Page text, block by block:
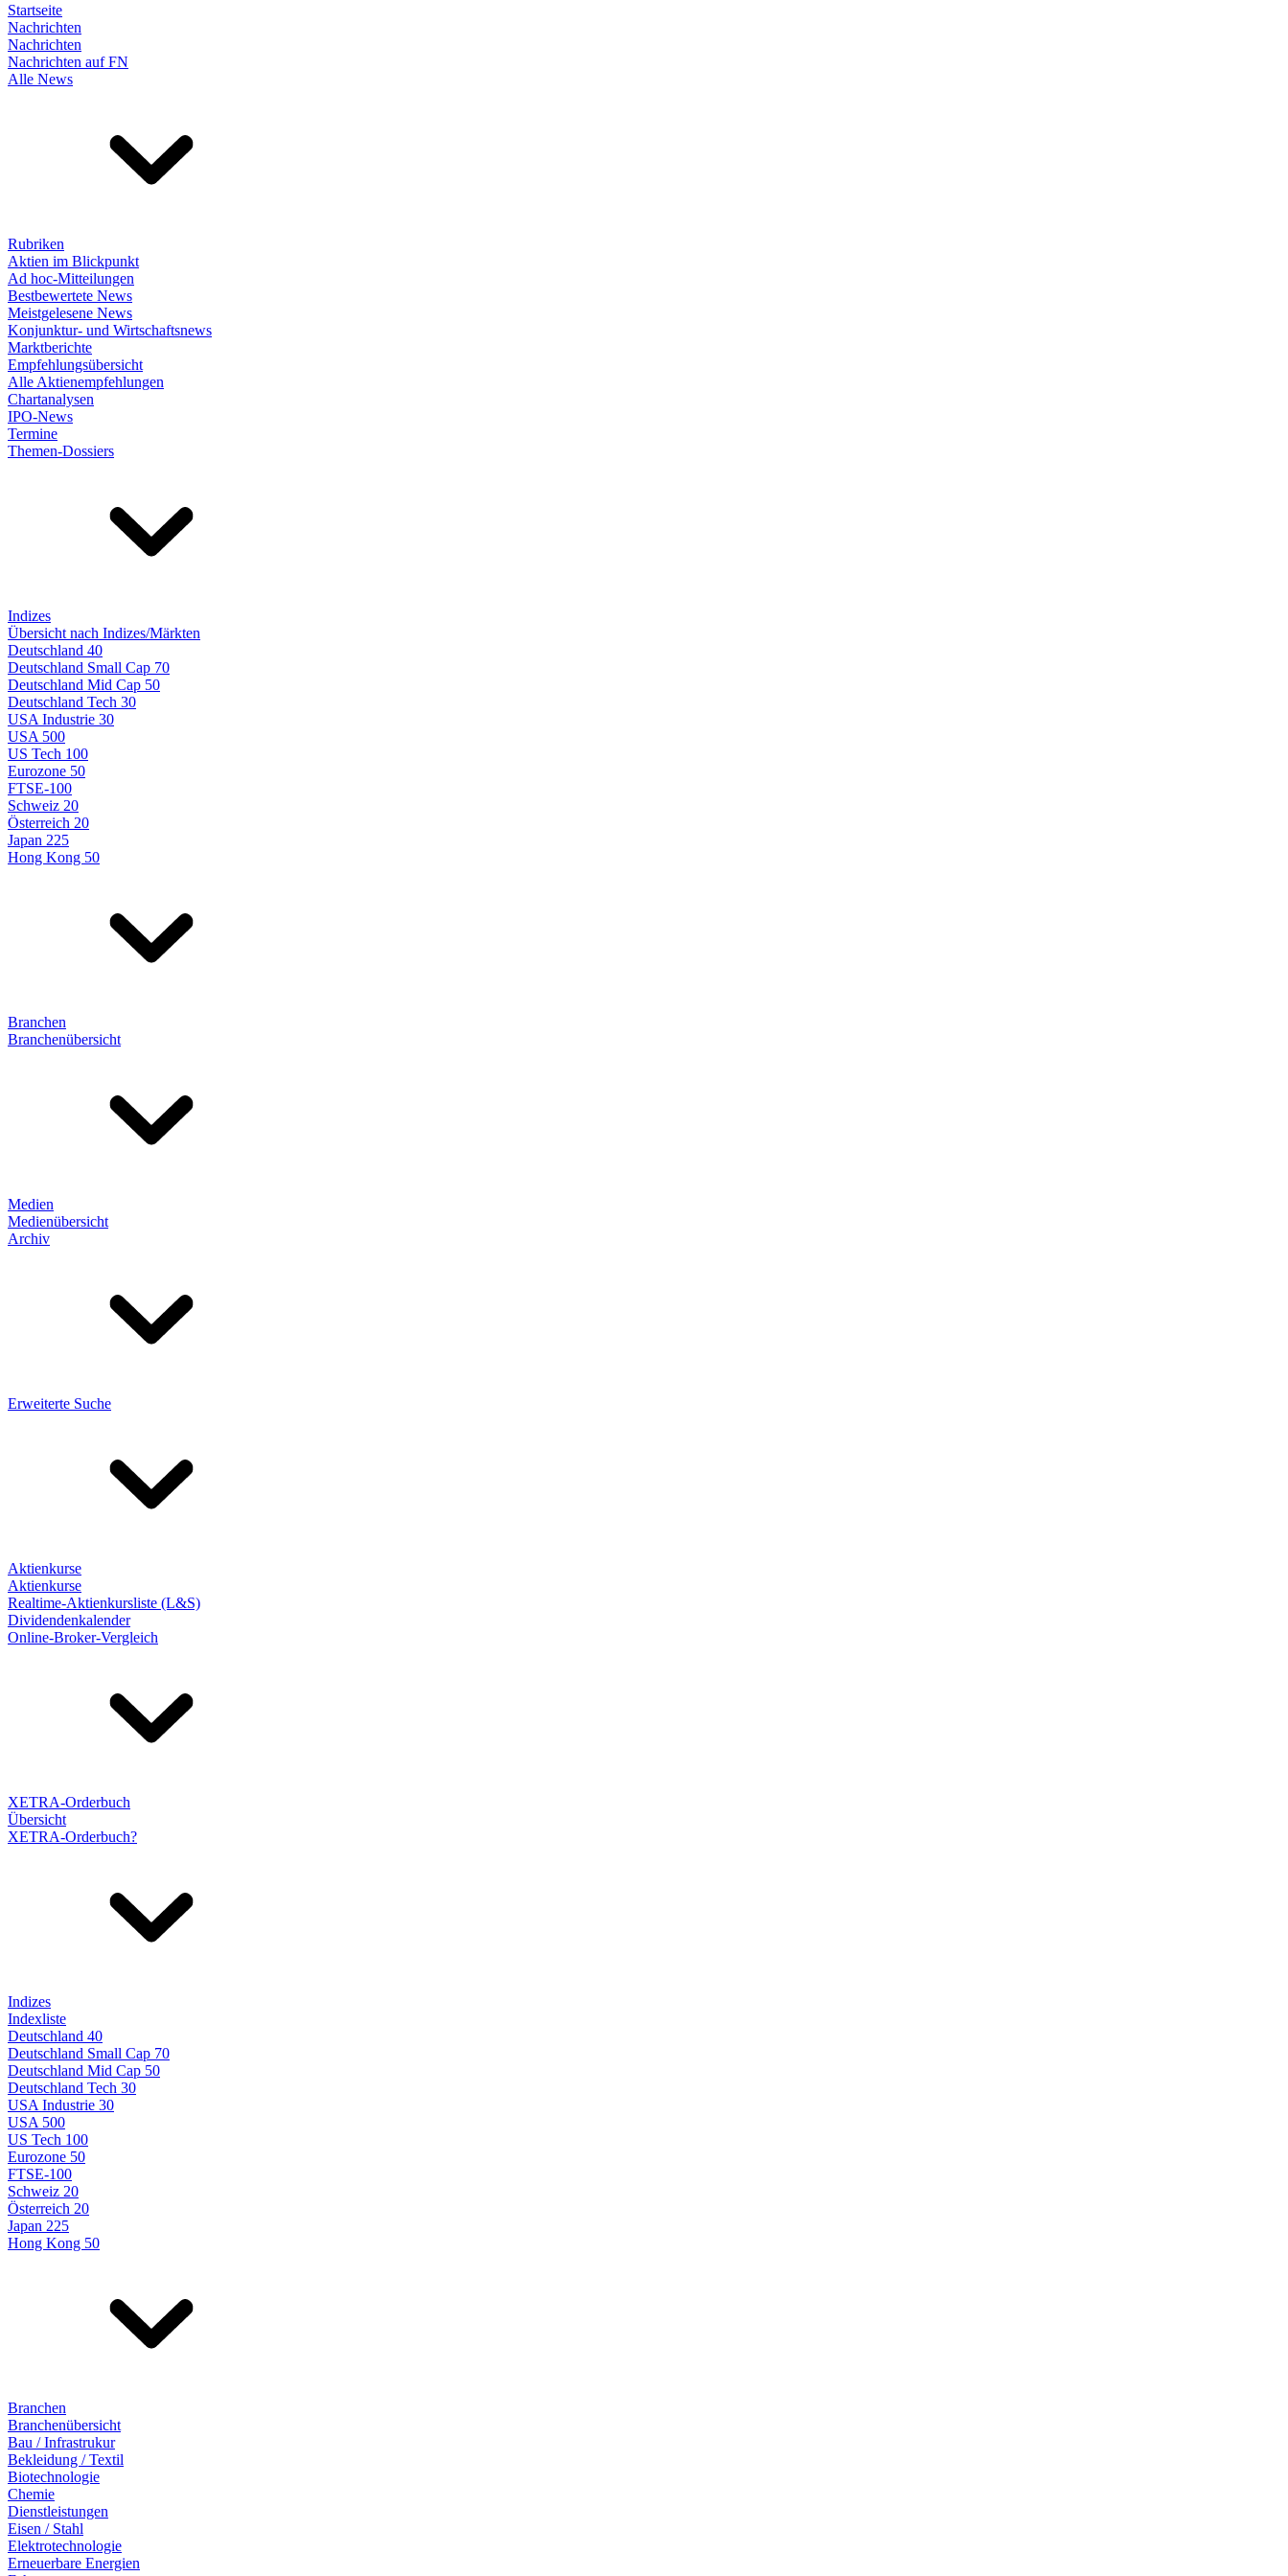
Startseite
Nachrichten
Nachrichten
Nachrichten auf FN
Alle News
Rubriken
Aktien im Blickpunkt
Ad hoc-Mitteilungen
Bestbewertete News
Meistgelesene News
Konjunktur- und Wirtschaftsnews
Marktberichte
Empfehlungsübersicht
Alle Aktienempfehlungen
Chartanalysen
IPO-News
Termine
Themen-Dossiers
Indizes
Übersicht nach Indizes/Märkten
Deutschland 40
Deutschland Small Cap 70
Deutschland Mid Cap 50
Deutschland Tech 30
USA Industrie 30
USA 500
US Tech 100
Eurozone 50
FTSE-100
Schweiz 20
Österreich 20
Japan 225
Hong Kong 50
Branchen
Branchenübersicht
Medien
Medienübersicht
Archiv
Erweiterte Suche
Aktienkurse
Aktienkurse
Realtime-Aktienkursliste (L&S)
Dividendenkalender
Online-Broker-Vergleich
XETRA-Orderbuch
Übersicht
XETRA-Orderbuch?
Indizes
Indexliste
Deutschland 40
Deutschland Small Cap 70
Deutschland Mid Cap 50
Deutschland Tech 30
USA Industrie 30
USA 500
US Tech 100
Eurozone 50
FTSE-100
Schweiz 20
Österreich 20
Japan 225
Hong Kong 50
Branchen
Branchenübersicht
Bau / Infrastrukur
Bekleidung / Textil
Biotechnologie
Chemie
Dienstleistungen
Eisen / Stahl
Elektrotechnologie
Erneuerbare Energien